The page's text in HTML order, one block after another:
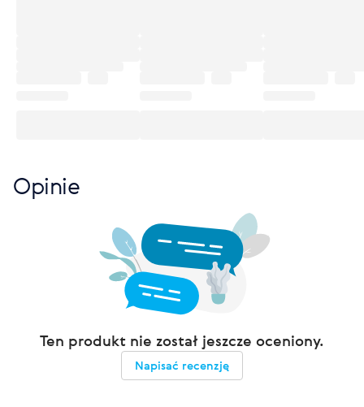
Opinie
Ten produkt nie został jeszcze oceniony.
Napisać recenzję